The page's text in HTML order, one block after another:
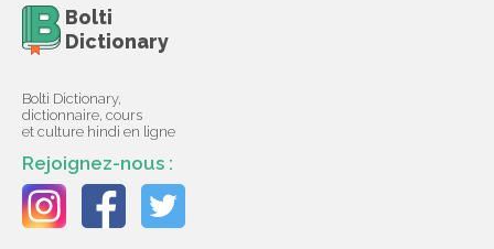
Bolti
Dictionary
Bolti Dictionary,
dictionnaire, cours
et culture hindi en ligne
Rejoignez-nous :